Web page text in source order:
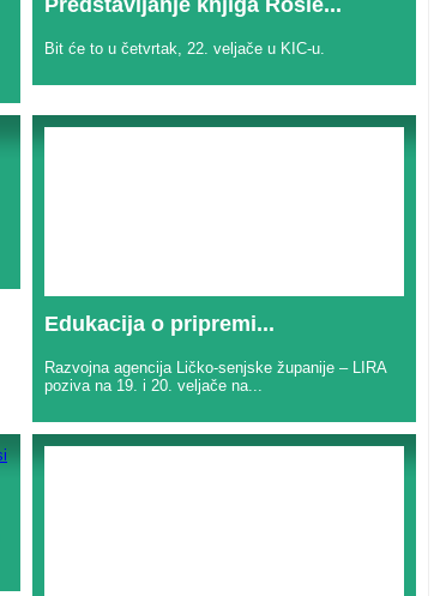
Predstavljanje knjiga Rosie...
Bit će to u četvrtak, 22. veljače u KIC-u.
Edukacija o pripremi...
Razvojna agencija Ličko-senjske županije – LIRA
poziva na 19. i 20. veljače na...